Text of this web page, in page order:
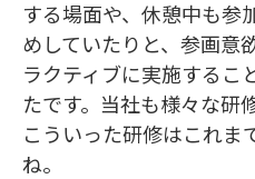
する場面や、休憩中も参
めしていたりと、参画意
ラクティブに実施するこ
たです。当社も様々な研
こういった研修はこれま
ね。